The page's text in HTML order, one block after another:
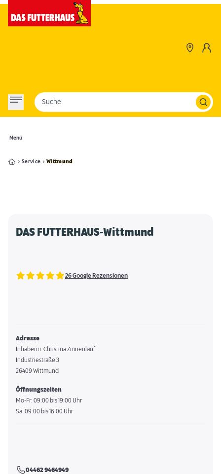
Menü
Suche
Service Wittmund
DAS FUTTERHAUS-Wittmund
26 Google Rezensionen
Adresse
Inhaberin: Christina Zinnenlauf
Industriestraße 3
26409 Wittmund
Öffnungszeiten
Mo-Fr: 09:00 bis 19:00 Uhr
Sa: 09:00 bis 16:00 Uhr
04462 9464949